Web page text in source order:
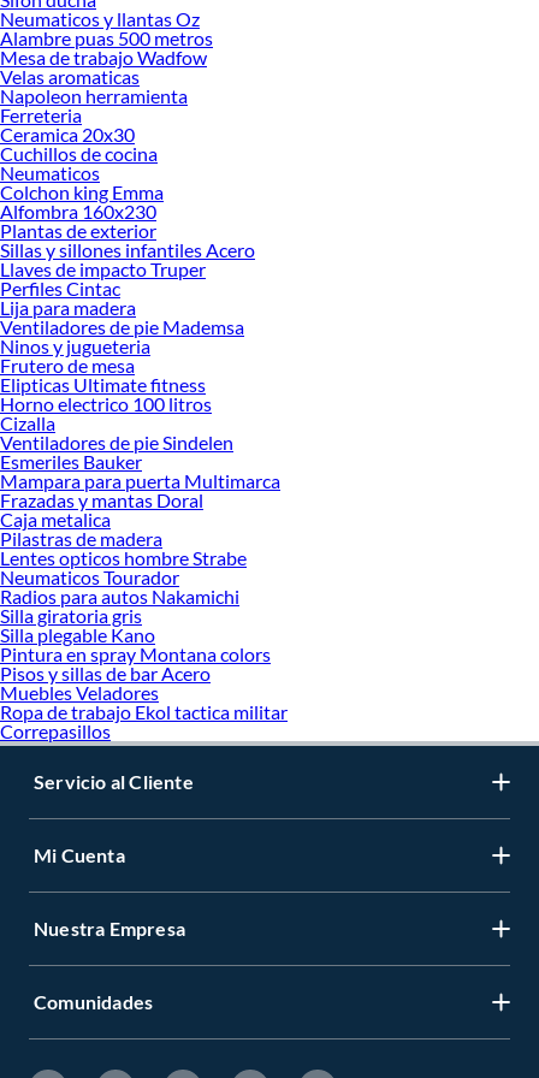
Menaje Cocina!
Explora la variedad de productos de Menaje Cocina en Sodimac
Herramientas, materiales y accesorios de calidad para tus proyectos y
renovación de espacios. ¡Visítanos y descubre todo lo que tenemos para
ofrecerte!
Encuentra una amplia variedad de productos de Menaje Cocina en Sodimac.
Encuentra todo lo necesario para tus proyectos de renovación y decoración.
¡Visítanos y haz tus ideas realidad!
Neumaticos y llantas Oz
Alambre puas 500 metros
Mesa de trabajo Wadfow
Velas aromaticas
Napoleon herramienta
Ferreteria
Ceramica 20x30
Cuchillos de cocina
Neumaticos
Colchon king Emma
Alfombra 160x230
Plantas de exterior
Sillas y sillones infantiles Acero
Llaves de impacto Truper
Perfiles Cintac
Lija para madera
Ventiladores de pie Mademsa
Ninos y jugueteria
Frutero de mesa
Elipticas Ultimate fitness
Horno electrico 100 litros
Cizalla
Ventiladores de pie Sindelen
Esmeriles Bauker
Mampara para puerta Multimarca
Frazadas y mantas Doral
Caja metalica
Pilastras de madera
Lentes opticos hombre Strabe
Neumaticos Tourador
Radios para autos Nakamichi
Silla giratoria gris
Silla plegable Kano
Pintura en spray Montana colors
Pisos y sillas de bar Acero
Muebles Veladores
Ropa de trabajo Ekol tactica militar
Correpasillos
Servicio al Cliente
Mi Cuenta
Nuestra Empresa
Comunidades